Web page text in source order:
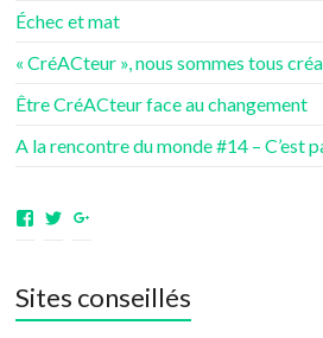
Échec et mat
« CréACteur », nous sommes tous
Être CréACteur face au changement
A la rencontre du monde #14 – C’est
Voir
aventuresdenotrevie
sur
Voir
Samsenie
sur
samsenie
sur
Sites conseillés